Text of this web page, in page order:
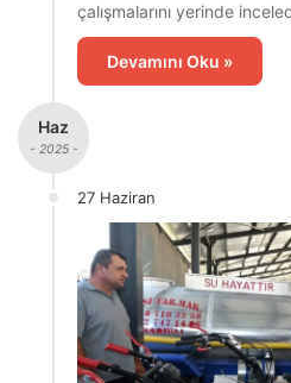
çalışmalarını yerinde
Devamını Oku »
Haz
- 2025 -
27 Haziran